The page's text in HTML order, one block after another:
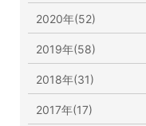
2020年(52)
2019年(58)
2018年(31)
2017年(17)